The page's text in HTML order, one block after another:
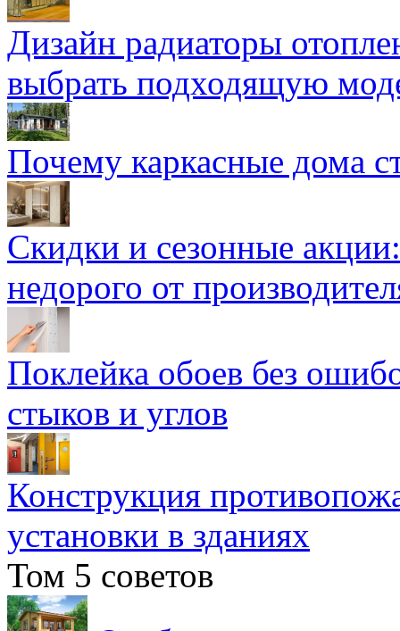
Дизайн радиаторы
выбрать подходящую
Почему каркасные дома
Скидки и сезонные
недорого от
Поклейка обоев без
стыков и углов
Конструкция
установки в зданиях
Том 5 советов